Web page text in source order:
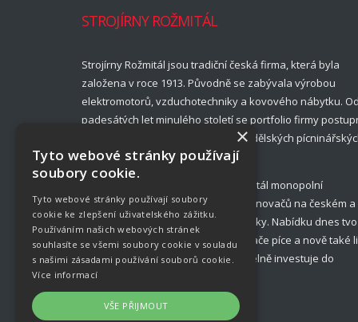
STROJÍRNY ROŽMITÁL
Strojírny Rožmitál jsou tradiční česká firma, která byla
založena v roce 1913. Původně se zabývala výrobou
elektromotorů, vzduchotechniky a kovového nábytku.
padesátých let minulého století se portfolio firmy
rozšířilo a ustálilo na nabídce zemědělských
strojů.
Až do roku 1989 měly Strojírny Rožmitál monopolní
postavení ve výrobě obracečů a shrnovačů na českém a
slovenském trhu zemědělské techniky. Nabídku dnes
diskové sekačky, obraceče, shrnovače píce a nově také
na kulaté balíky. Společnost pravidelně investuje do
inovací a uvádění novinek.
×
Tyto webové stránky používají
soubory cookie.
Tyto webové stránky používají soubory
cookie ke zlepšení uživatelského zážitku.
Používáním našich webových stránek
souhlasíte se všemi soubory cookie v souladu
s našimi zásadami používání souborů cookie.
Více informací
VŠE PŘIJMOUT